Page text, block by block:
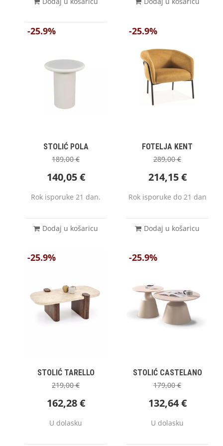
-25.9%
STOLIĆ POLA
189,00€
140,05€
Rok isporuke 21 dan.
Dodaj u košaricu
-25.9%
FOTELJA KENT
289,00€
214,15€
Rok isporuke do 21 dan
Dodaj u košaricu
-25.9%
STOLIĆ TARELLO
219,00€
162,28€
U dolasku
-25.9%
STOLIĆ CASTELANO
179,00€
132,64€
U dolasku